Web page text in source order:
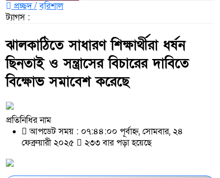
প্রচ্ছদ / বরিশাল
ঝালকাঠিতে সাধারণ শিক্ষার্থীরা ধর্ষন
ছিনতাই ও সন্ত্রাসের বিচারের দাবিতে
বিক্ষোভ সমাবেশ করেছে
প্রতিনিধির নাম
আপডেট সময় : ০৭:৪৪:০০ পূর্বাহ্ন, সোমবার, ২৪
ফেব্রুয়ারী ২০২৫
২৩৩ বার পড়া হয়েছে
ট্যাগস :